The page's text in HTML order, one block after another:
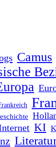
Camus
KI